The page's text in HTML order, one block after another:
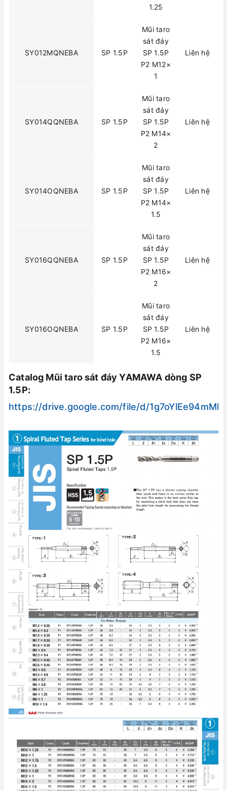
1.25
SY012MQNEBA SP 1.5P
Mũi taro
sát đáy
SP 1.5P
P2 M12×
1
Liên hệ
SY014QQNEBA SP 1.5P
Mũi taro
sát đáy
SP 1.5P
P2 M14×
2
Liên hệ
SY014OQNEBA SP 1.5P
Mũi taro
sát đáy
SP 1.5P
P2 M14×
1.5
Liên hệ
SY016QQNEBA SP 1.5P
Mũi taro
sát đáy
SP 1.5P
P2 M16×
2
Liên hệ
SY016OQNEBA SP 1.5P
Mũi taro
sát đáy
SP 1.5P
P2 M16×
1.5
Liên hệ
Catalog Mũi taro sát đáy YAMAWA dòng SP
1.5P:
https://drive.google.com/file/d/